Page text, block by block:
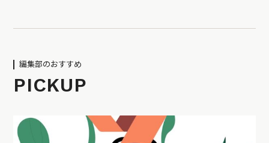
編集部のおすすめ
PICKUP